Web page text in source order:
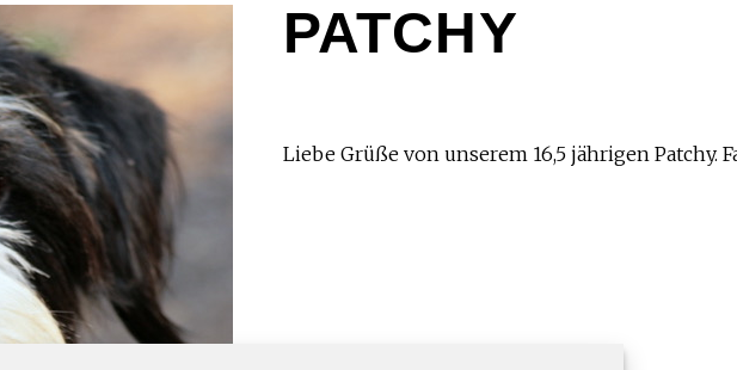
PATCHY
Liebe Grüße von unserem 16,5 jährigen Patchy.